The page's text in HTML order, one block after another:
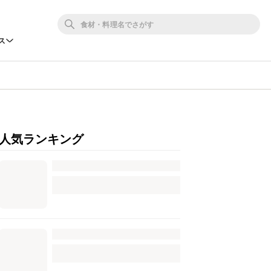
人気ランキング